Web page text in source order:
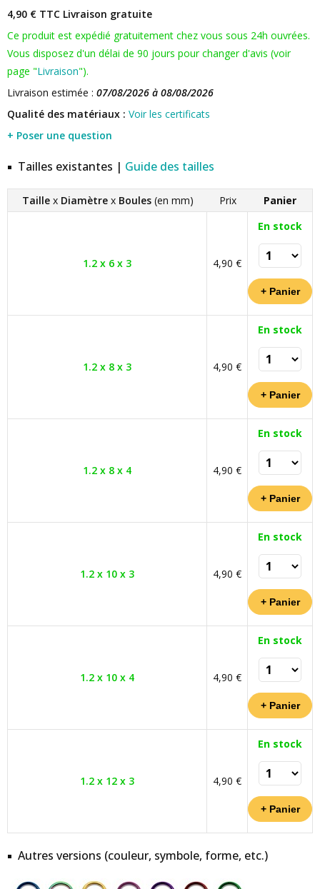
4,90 € TTC Livraison gratuite
Ce produit est expédié gratuitement chez vous sous 24h ouvrées.
Vous disposez d'un délai de 90 jours pour changer d'avis (voir
page "Livraison").
Livraison estimée : 07/08/2026 à 08/08/2026
Qualité des matériaux : Voir les certificats
+ Poser une question
Tailles existantes | Guide des tailles
Taille x Diamètre x Boules (en mm) Prix Panier
1.2 x 6 x 3 4,90 €
En stock
1.2 x 8 x 3 4,90 €
En stock
1.2 x 8 x 4 4,90 €
En stock
1.2 x 10 x 3 4,90 €
En stock
1.2 x 10 x 4 4,90 €
En stock
1.2 x 12 x 3 4,90 €
En stock
Autres versions (couleur, symbole, forme, etc.)